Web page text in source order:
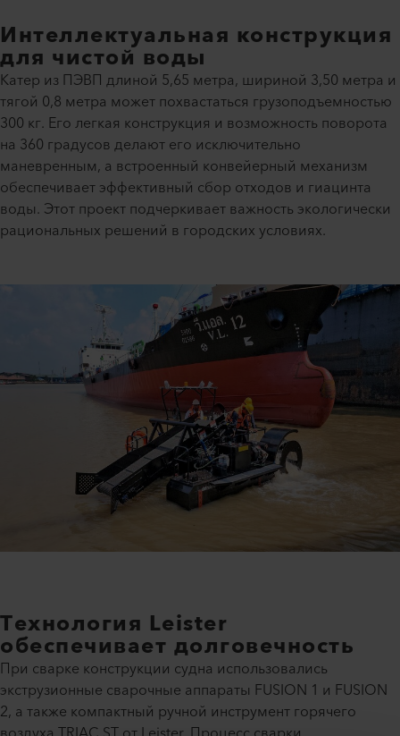
Интеллектуальная конструкция
для чистой воды
Катер из ПЭВП длиной 5,65 метра, шириной 3,50 метра и
тягой 0,8 метра может похвастаться грузоподъемностью
300 кг. Его легкая конструкция и возможность поворота
на 360 градусов делают его исключительно
маневренным, а встроенный конвейерный механизм
обеспечивает эффективный сбор отходов и гиацинта
воды. Этот проект подчеркивает важность экологически
рациональных решений в городских условиях.
Технология Leister
обеспечивает долговечность
При сварке конструкции судна использовались
экструзионные сварочные аппараты FUSION 1 и FUSION
2, а также компактный ручной инструмент горячего